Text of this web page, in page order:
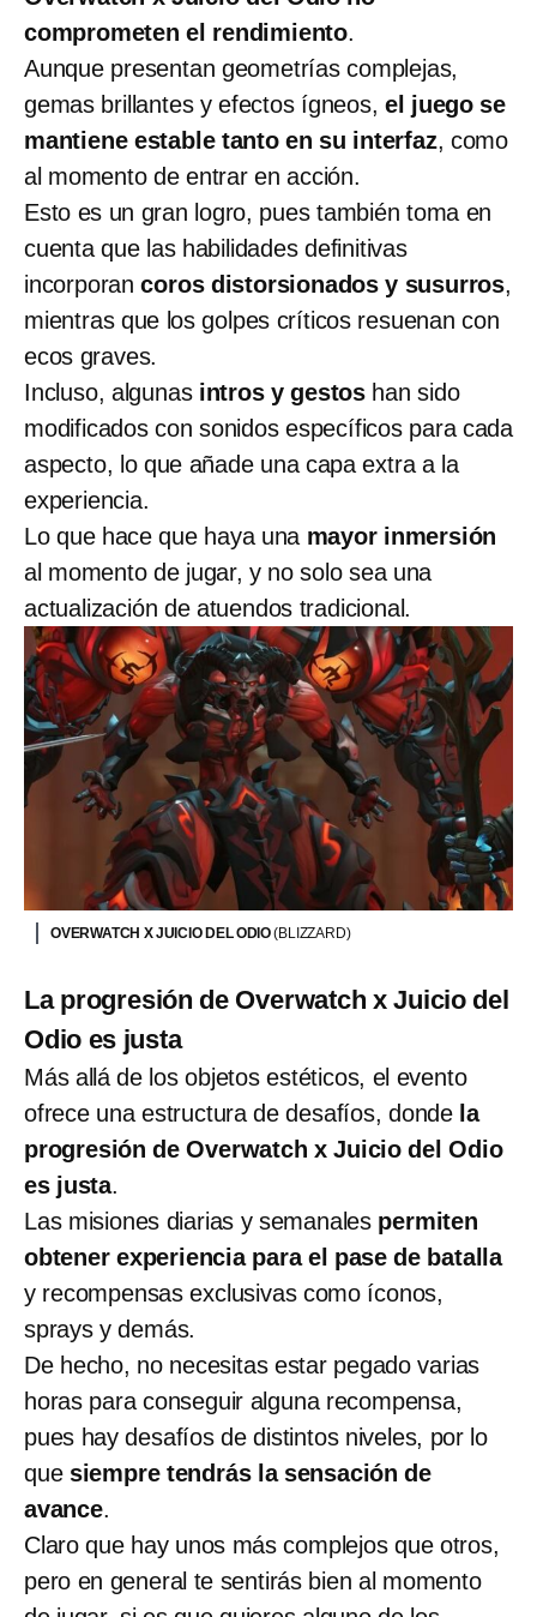
comprometen el rendimiento.
Aunque presentan geometrías complejas,
gemas brillantes y efectos ígneos, el juego se
mantiene estable tanto en su interfaz, como
al momento de entrar en acción.
Esto es un gran logro, pues también toma en
cuenta que las habilidades definitivas
incorporancoros distorsionados y susurros,
mientras que los golpes críticos resuenan con
ecos graves.
Incluso, algunas intros y gestos han sido
modificados con sonidos específicos para cada
aspecto, lo que añade una capa extra a la
experiencia.
Lo que hace que haya una mayor inmersión
al momento de jugar, y no solo sea una
actualización de atuendos tradicional.
OVERWATCH X JUICIO DEL ODIO(BLIZZARD)
La progresión de Overwatch x Juicio del
Odio es justa
Más allá de los objetos estéticos, el evento
ofrece una estructura de desafíos, donde la
progresión de Overwatch x Juicio del Odio
es justa.
Las misiones diarias y semanales permiten
obtener experiencia para el pase de batalla
y recompensas exclusivas como íconos,
sprays y demás.
De hecho, no necesitas estar pegado varias
horas para conseguir alguna recompensa,
pues hay desafíos de distintos niveles, por lo
que siempre tendrás la sensación de
avance.
Claro que hay unos más complejos que otros,
pero en general te sentirás bien al momento